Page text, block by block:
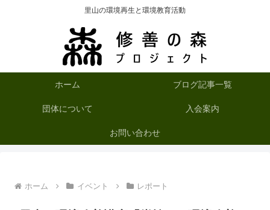
里山の環境再生と環境教育活動
ホーム ブログ記事一覧
団体について 入会案内
お問い合わせ
ホーム イベント レポート